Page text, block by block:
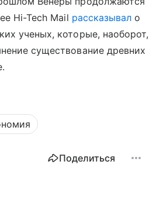
Hi-Tech Mail рассказывал о
ученых, которые, наоборот,
существование древних
Поделиться